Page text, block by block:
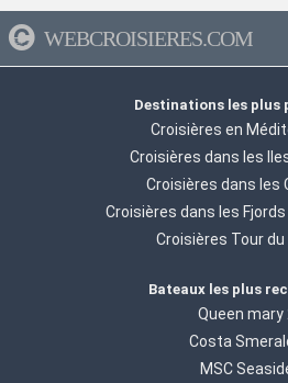
WEBCROISIERES.COM
Destinations les plus
Croisières en
Croisières dans les
Croisières dans les
Croisières dans les
Croisières Tour
Bateaux les plus
Queen mary
Costa
MSC